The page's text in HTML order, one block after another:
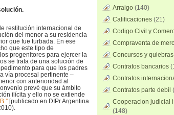
restitución internacional de
del menor a su residencia
que fue turbada. En ese
que este tipo de
progenitores para ejercer la
se trata de una solución de
para que los padres
vía procesal pertinente –
con anterioridad al
prevé que su ámbito
ilícita y ello no se extiende
[publicado en DIPr Argentina
Arraigo (140)
Calificaciones (21)
Codigo Civil y
Compraventa de
Concursos y quiebras
Contratos bancarios
Contratos
Contratos parte debil
Cooperacion judicial
(148)